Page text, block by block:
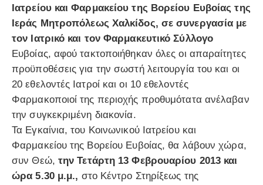
Ιατρείου και Φαρμακείου της Βορείου Ευβοίας της
Ιεράς Μητροπόλεως Χαλκίδος, σε συνεργασία με
τον Ιατρικό και τον Φαρμακευτικό Σύλλογο
Ευβοίας, αφού τακτοποιήθηκαν όλες οι απαραίτητες
προϋποθέσεις για την σωστή λειτουργία του και οι
20 εθελοντές Ιατροί και οι 10 εθελοντές
Φαρμακοποιοί της περιοχής προθυμότατα ανέλαβαν
την συγκεκριμένη διακονία.
Τα Εγκαίνια, του Κοινωνικού Ιατρείου και
Φαρμακείου της Βορείου Ευβοίας, θα λάβουν χώρα,
συν Θεώ, την Τετάρτη 13 Φεβρουαρίου 2013 και
ώρα 5.30 μ.μ., στο Κέντρο Στηρίξεως της